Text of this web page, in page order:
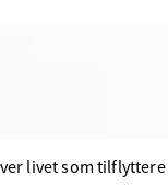
livet som